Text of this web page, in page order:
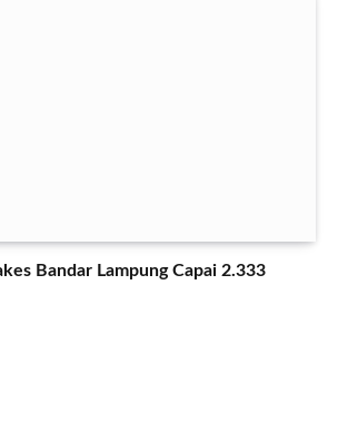
Bandar Lampung Capai 2.333